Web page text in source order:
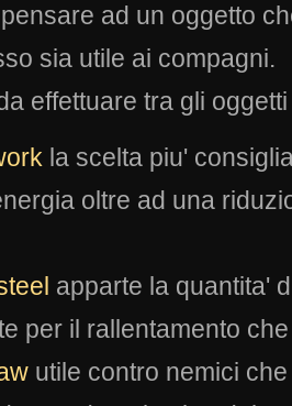
ad un oggetto
sia utile ai compagni.
effettuare tra gli
la scelta piu'
oltre ad una
apparte la quantita'
per il rallentamento
utile contro nemici